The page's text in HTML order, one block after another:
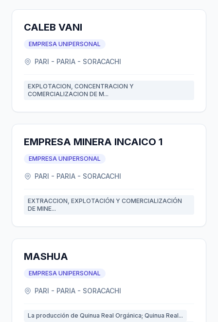
CALEB VANI
EMPRESA UNIPERSONAL
PARI - PARIA - SORACACHI
EXPLOTACION, CONCENTRACION Y
COMERCIALIZACION DE M...
EMPRESA MINERA INCAICO 1
EMPRESA UNIPERSONAL
PARI - PARIA - SORACACHI
EXTRACCION, EXPLOTACIÓN Y COMERCIALIZACIÓN
DE MINE...
MASHUA
EMPRESA UNIPERSONAL
PARI - PARIA - SORACACHI
La producción de Quinua Real Orgánica; Quinua Real...